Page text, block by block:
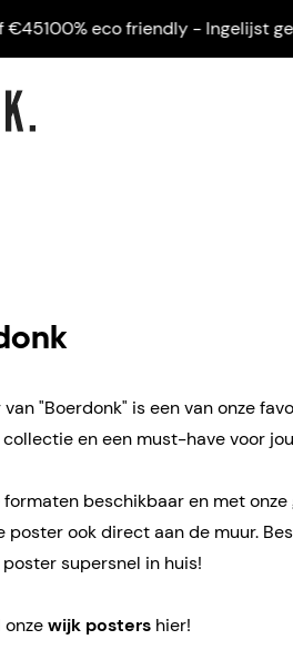
100% eco friendly - Ingelijst
van "Boerdonk" is een van onze
collectie en een must-have voor
formaten beschikbaar en met
poster ook direct aan de muur.
supersnel in huis!
wijk posters hier!